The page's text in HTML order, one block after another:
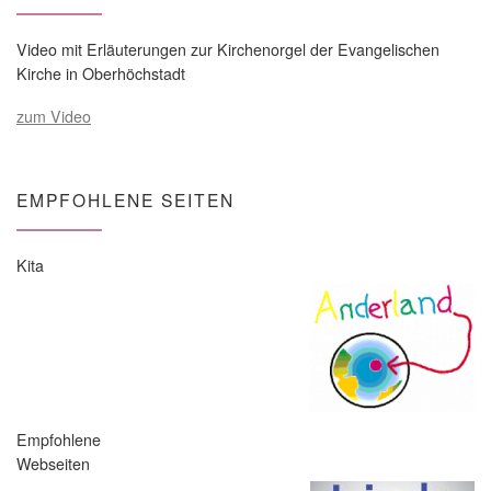
Video mit Erläuterungen zur Kirchenorgel der Evangelischen
Kirche in Oberhöchstadt
zum Video
EMPFOHLENE SEITEN
Kita
Empfohlene
Webseiten